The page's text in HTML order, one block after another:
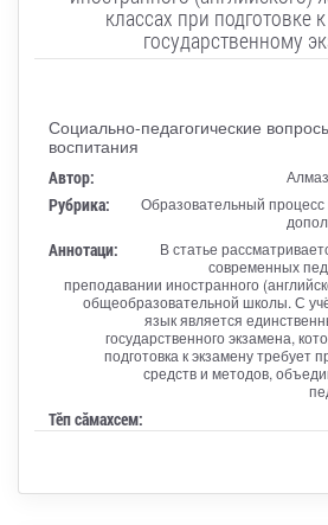
классах при подготовке
государственному
Социально-педагогические
воспитания
Автор:
Рубрика:
Образовательный процесс
Аннотаци:
В статье
современных
преподавании иностранного
общеобразовательной школы. С
язык является
государственного экзамена,
подготовка к экзамену
средств и методов,
Тӗп сӑмахсем: